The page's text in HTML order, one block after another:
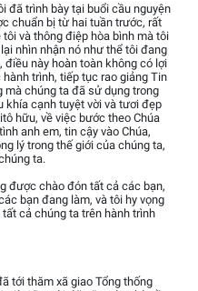
đã trình bày tại buổi cầu nguyện
chuẩn bị từ hai tuần trước, rất
và thông điệp hòa bình mà tôi
nhìn nhận nó như thể tôi đang
điều này hoàn toàn không có lợi
trình, tiếp tục rao giảng Tin
mà chúng ta đã sử dụng trong
khía cạnh tuyệt vời và tươi đẹp
hữu, về việc bước theo Chúa
anh em, tin cậy vào Chúa,
lý trong thế giới của chúng ta,
ta.
được chào đón tất cả các bạn,
bạn đang làm, và tôi hy vọng
cả chúng ta trên hành trình
tới thăm xã giao Tổng thống